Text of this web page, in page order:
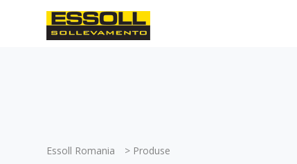
Essoll Romania > Produse